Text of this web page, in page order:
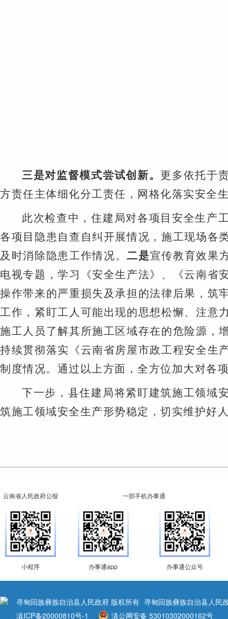
三是对监督模式尝试创新。 更多依托于
方责任主体细化分工责任，网格化落实安全
此次检查中，住建局对各项目安全生产
各项目隐患自查自纠开展情况，施工现场各
及时消除隐患工作情况。二是宣传教育效果
电视专题，学习《安全生产法》、《云南省
操作带来的严重损失及承担的法律后果，筑
工作，紧盯工人可能出现的思想松懈、注意
施工人员了解其所施工区域存在的危险源，
持续贯彻落实《云南省房屋市政工程安全生
制度情况。通过以上方面，全方位加大对各
下一步，县住建局将紧盯建筑施工领域
筑施工领域安全生产形势稳定，切实维护好
云南省人民政府公报
小程序
一部手机办事通
办事通app 办事通公众号
寻甸回族彝族自治县人民政府 版权所有 寻甸回族彝族自治县人民
滇ICP备20000810号-1
滇公网安备 53010302000162号